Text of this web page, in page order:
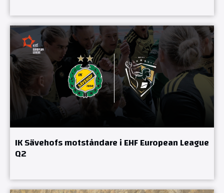
IK Sävehofs motståndare i EHF European League
Q2